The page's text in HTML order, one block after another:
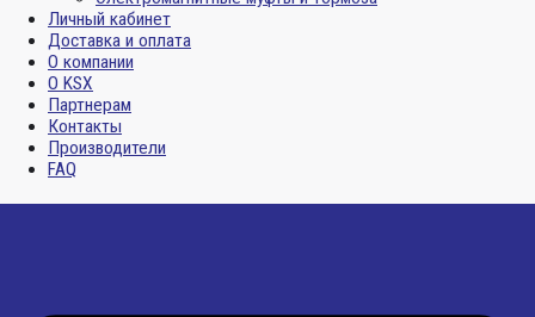
Личный кабинет
Доставка и оплата
О компании
О KSX
Партнерам
Контакты
Производители
FAQ